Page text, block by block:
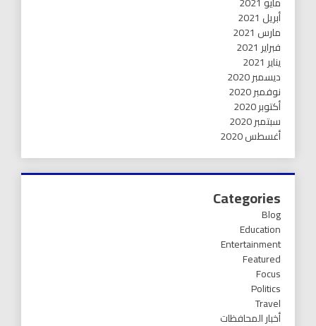
أبريل 2021
مارس 2021
فبراير 2021
يناير 2021
ديسمبر 2020
نوفمبر 2020
أكتوبر 2020
سبتمبر 2020
أغسطس 2020
Categories
Blog
Education
Entertainment
Featured
Focus
Politics
Travel
أخبار المحافظات